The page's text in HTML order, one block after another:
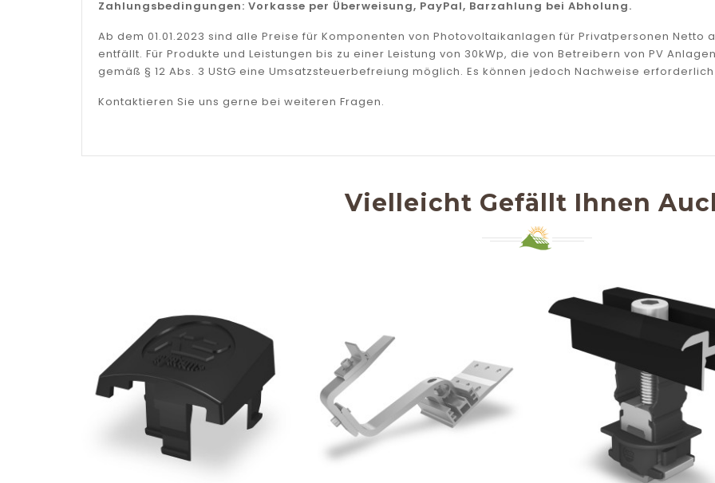
Zahlungsbedingungen: Vorkasse per Überweisung, PayPal, Barzahlung bei Abholung.
Ab dem 01.01.2023 sind alle Preise für Komponenten von Photovoltaikanlagen für Privatpersonen
entfällt. Für Produkte und Leistungen bis zu einer Leistung von 30kWp, die von Betreibern von PV
gemäß § 12 Abs. 3 UStG eine Umsatzsteuerbefreiung möglich. Es können jedoch Nachweise
Kontaktieren Sie uns gerne bei weiteren Fragen.
Vielleicht Gefällt Ihnen